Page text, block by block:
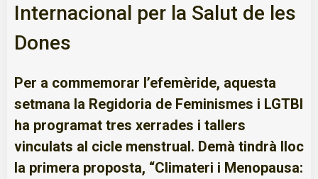
Internacional per la Salut de les
Dones
Per a commemorar l’efemèride, aquesta
setmana la Regidoria de Feminismes i LGTBI
ha programat tres xerrades i tallers
vinculats al cicle menstrual. Demà tindrà lloc
la primera proposta, “Climateri i Menopausa: